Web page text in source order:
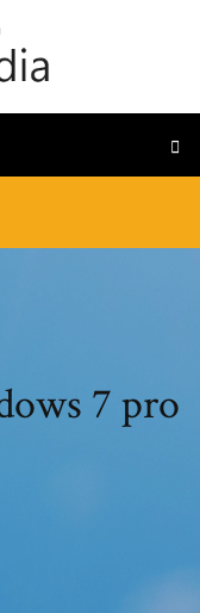
7 pro